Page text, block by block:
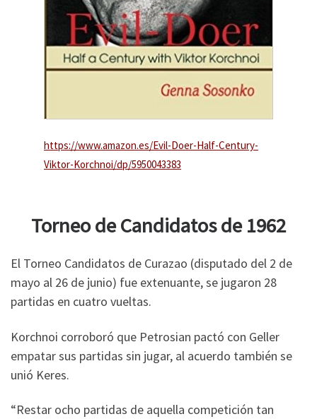
https://www.amazon.es/Evil-Doer-Half-Century-
Viktor-Korchnoi/dp/5950043383
Torneo de Candidatos de 1962
El Torneo Candidatos de Curazao (disputado del 2 de
mayo al 26 de junio) fue extenuante, se jugaron 28
partidas en cuatro vueltas.
Korchnoi corroboró que Petrosian pactó con Geller
empatar sus partidas sin jugar, al acuerdo también se
unió Keres.
“Restar ocho partidas de aquella competición tan